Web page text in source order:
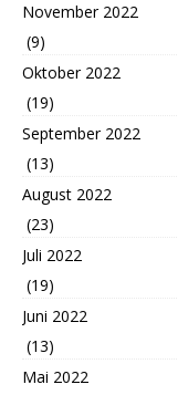
November 2022
(9)
Oktober 2022
(19)
September 2022
(13)
August 2022
(23)
Juli 2022
(19)
Juni 2022
(13)
Mai 2022